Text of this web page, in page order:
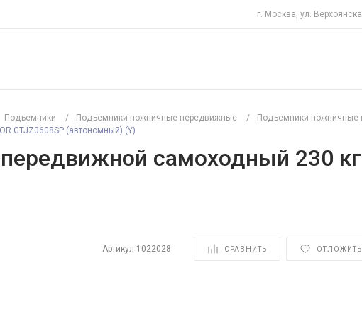
г. Москва, ул.
Подъемники / Подъемники ножничные передвижные / Подъемники ножничные
GTJZ0608SP (автономный) (Y)
самоходный 230 кг
Артикул 1022028 СРАВНИТЬ ОТЛОЖИТЬ